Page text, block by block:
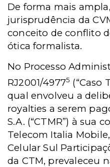
De forma mais
jurisprudência da
conceito de conflito
ótica formalista.
No Processo
RJ2001/49775 (“Caso
qual envolveu a
royalties a serem
S.A. (“CTMR”) à sua
Telecom Italia
Celular Sul
da CTM, prevaleceu